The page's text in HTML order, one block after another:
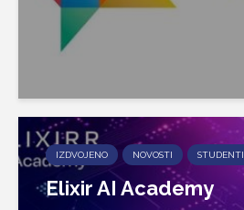
IZDVOJENO NOVOSTI STUDENTI
Elixir AI Academy